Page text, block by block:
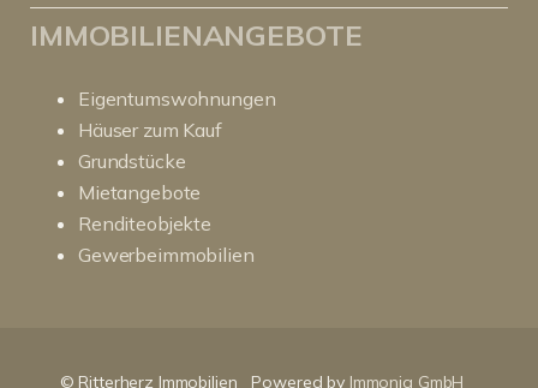
IMMOBILIENANGEBOTE
Eigentumswohnungen
Häuser zum Kauf
Grundstücke
Mietangebote
Renditeobjekte
Gewerbeimmobilien
© Ritterherz Immobilien Powered by Immonia GmbH